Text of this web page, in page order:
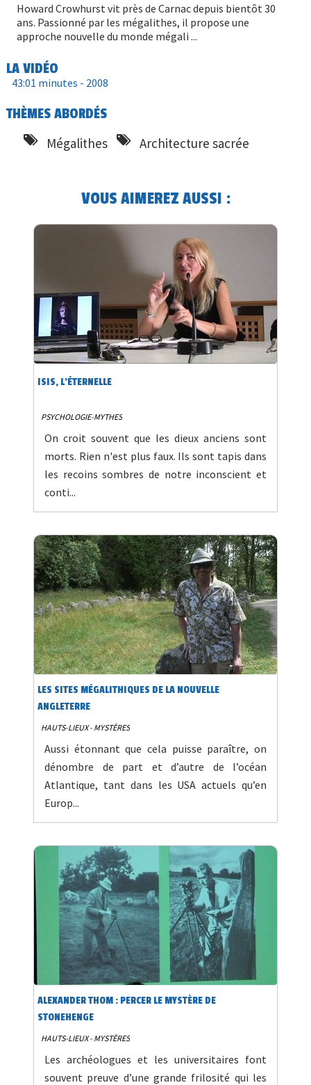
Howard Crowhurst vit près de Carnac depuis bientôt 30
ans. Passionné par les mégalithes, il propose une
approche nouvelle du monde mégali ...
LA VIDÉO
43:01 minutes - 2008
THÈMES ABORDÉS
Mégalithes Architecture sacrée
VOUS AIMEREZ AUSSI :
ISIS, L'ÉTERNELLE
PSYCHOLOGIE-MYTHES
On croit souvent que les dieux anciens sont
morts. Rien n'est plus faux. Ils sont tapis dans
les recoins sombres de notre inconscient et
conti...
LES SITES MÉGALITHIQUES DE LA NOUVELLE
ANGLETERRE
HAUTS-LIEUX - MYSTÈRES
Aussi étonnant que cela puisse paraître, on
dénombre de part et d’autre de l’océan
Atlantique, tant dans les USA actuels qu’en
Europ...
ALEXANDER THOM : PERCER LE MYSTÈRE DE
STONEHENGE
HAUTS-LIEUX - MYSTÈRES
Les archéologues et les universitaires font
souvent preuve d’une grande frilosité qui les